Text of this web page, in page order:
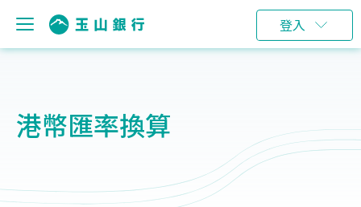
登入
港幣匯率換算